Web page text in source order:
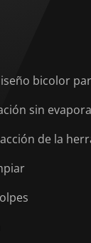
bicolor
sin
de la